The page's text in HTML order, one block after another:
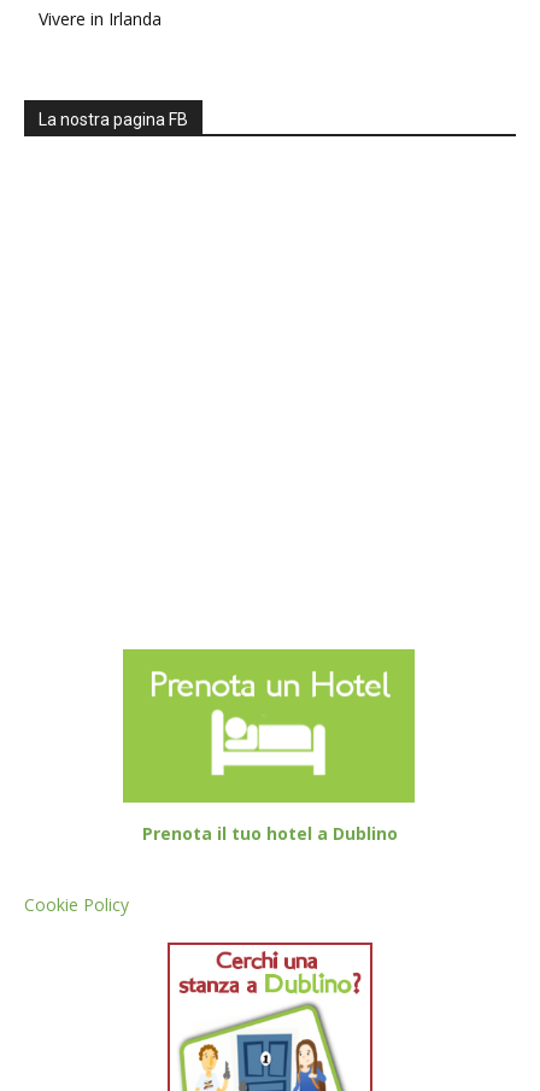
Vivere in Irlanda
La nostra pagina FB
Prenota il tuo hotel a Dublino
Cookie Policy